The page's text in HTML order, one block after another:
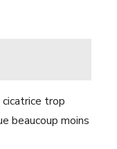
trop
beaucoup moins